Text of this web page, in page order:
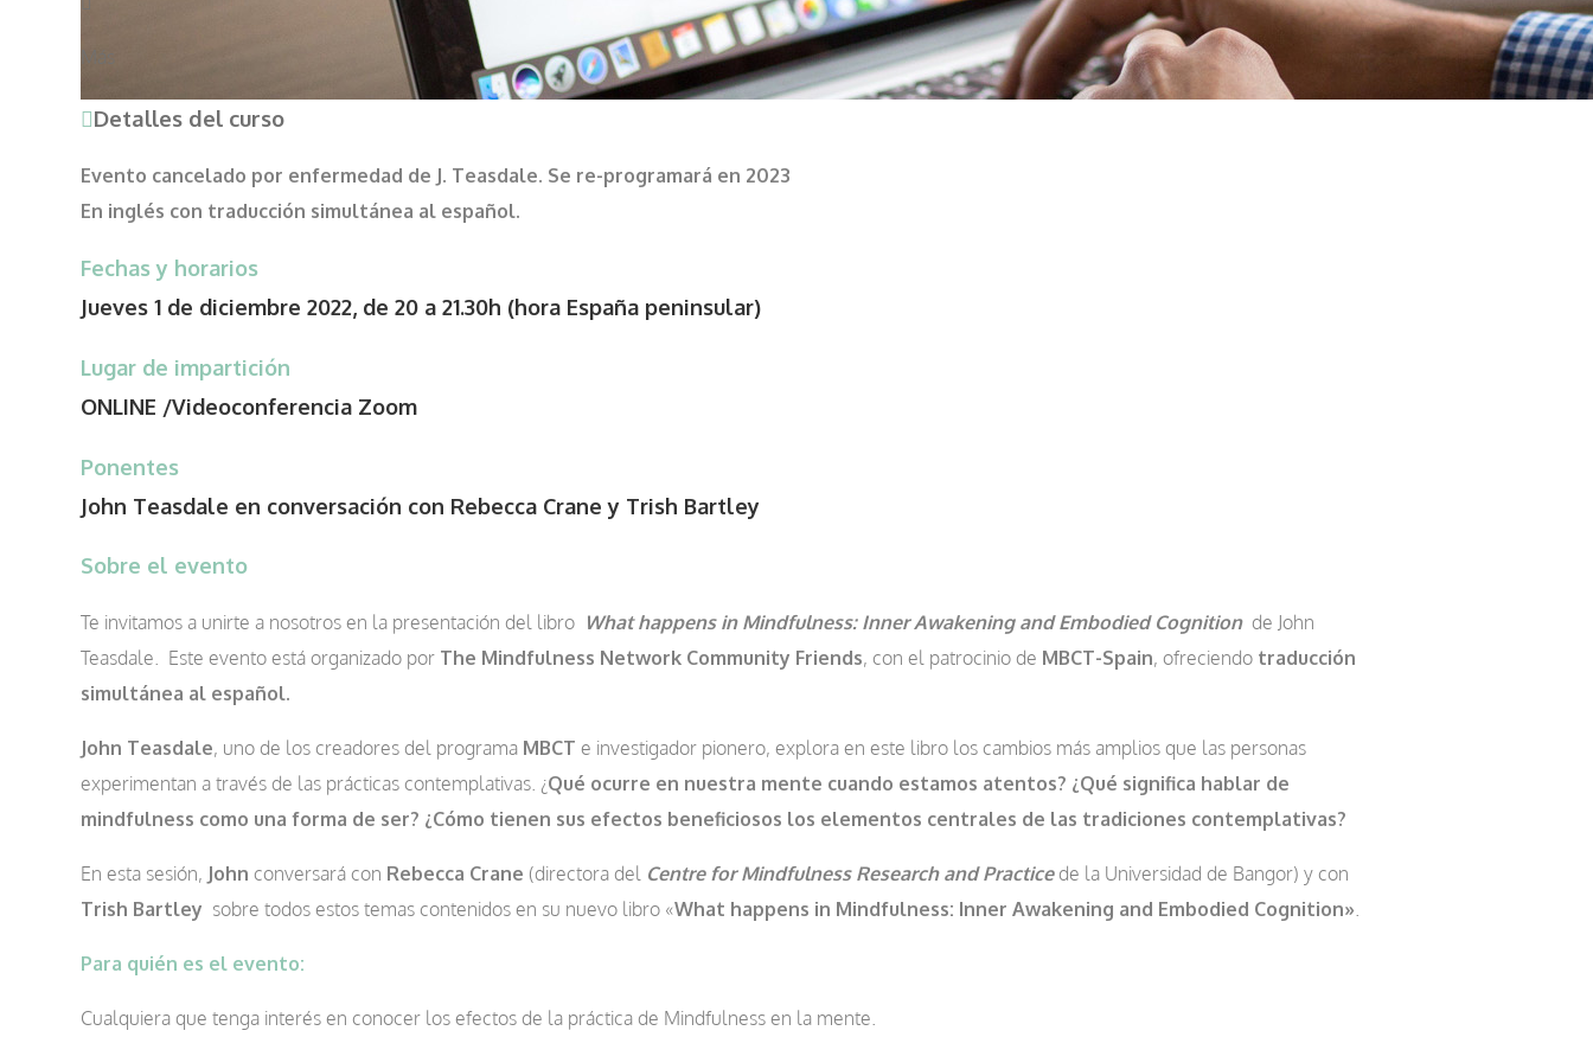
Detalles del curso
Evento cancelado por enfermedad de J. Teasdale. Se re-programará en 2023
En inglés con traducción simultánea al español.
Fechas y horarios
Jueves 1 de diciembre 2022, de 20 a 21.30h (hora España peninsular)
Lugar de impartición
ONLINE /Videoconferencia Zoom
Ponentes
John Teasdale en conversación con Rebecca Crane y Trish Bartley
Sobre el evento
Te invitamos a unirte a nosotros en la presentación del libro What happens in Mindfulness: Inner Awakening and Embodied Cognition de John
Teasdale. Este evento está organizado por The Mindfulness Network Community Friends, con el patrocinio de MBCT-Spain, ofreciendo traducción
simultánea al español.
John Teasdale, uno de los creadores del programa MBCT e investigador pionero, explora en este libro los cambios más amplios que las personas
experimentan a través de las prácticas contemplativas. ¿Qué ocurre en nuestra mente cuando estamos atentos? ¿Qué significa hablar de
mindfulness como una forma de ser? ¿Cómo tienen sus efectos beneficiosos los elementos centrales de las tradiciones contemplativas?
En esta sesión, John conversará con Rebecca Crane (directora del Centre for Mindfulness Research and Practicede la Universidad de Bangor) y con
Trish Bartley sobre todos estos temas contenidos en su nuevo libro «What happens in Mindfulness: Inner Awakening and Embodied Cognition».
Para quién es el evento:
Cualquiera que tenga interés en conocer los efectos de la práctica de Mindfulness en la mente.